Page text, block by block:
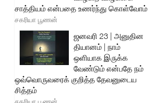
சாத்தியம் என்பதை உணர்ந்து கொள்வோம்
சகரியா பூணன்
ஜனவரி 23 | அனுதின
தியானம் | நாம்
ஒளியாக இருக்க
வேண்டும் என்பதே நம்
ஒவ்வொருவரைக் குறித்த தேவனுடைய
சித்தம்
சகரியா பூணன்